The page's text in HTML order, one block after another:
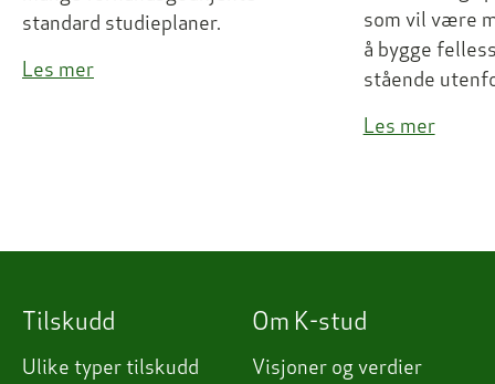
standard studieplaner.
Les mer
som vil være
å bygge
stående
Les mer
Tilskudd
Ulike typer tilskudd
Om K-stud
Visjoner og verdier